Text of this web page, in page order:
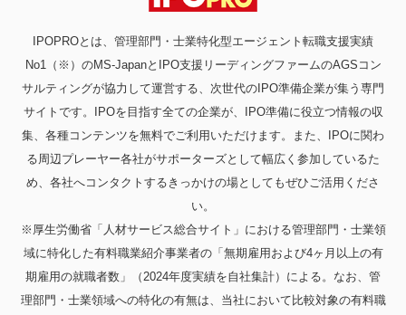
IPOPROとは、管理部門・士業特化型エージェント転職支援実績
No1（※）のMS-JapanとIPO支援リーディングファームのAGSコン
サルティングが協力して運営する、次世代のIPO準備企業が集う専門
サイトです。IPOを目指す全ての企業が、IPO準備に役立つ情報の収
集、各種コンテンツを無料でご利用いただけます。また、IPOに関わ
る周辺プレーヤー各社がサポーターズとして幅広く参加しているた
め、各社へコンタクトするきっかけの場としてもぜひご活用くださ
い。
※厚生労働省「人材サービス総合サイト」における管理部門・士業領
域に特化した有料職業紹介事業者の「無期雇用および4ヶ月以上の有
期雇用の就職者数」（2024年度実績を自社集計）による。なお、管
理部門・士業領域への特化の有無は、当社において比較対象の有料職